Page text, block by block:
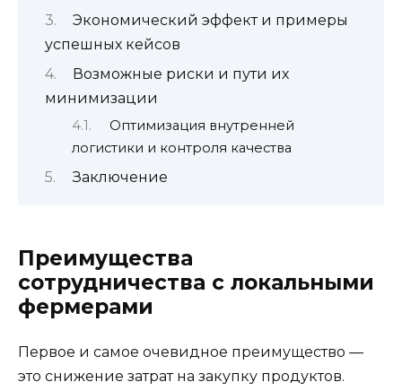
Экономический эффект и примеры
успешных кейсов
Возможные риски и пути их
минимизации
Оптимизация внутренней
логистики и контроля качества
Заключение
Преимущества
сотрудничества с локальными
фермерами
Первое и самое очевидное преимущество —
это снижение затрат на закупку продуктов.